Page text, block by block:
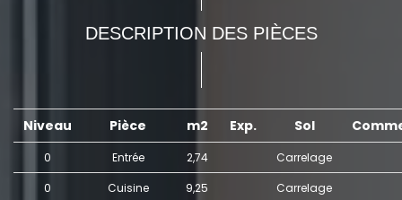
DESCRIPTION DES PIÈCES
Niveau Pièce m2 Exp. Sol
0 Entrée 2,74
Carrelage
0
Cuisine 9,25
Carrelage